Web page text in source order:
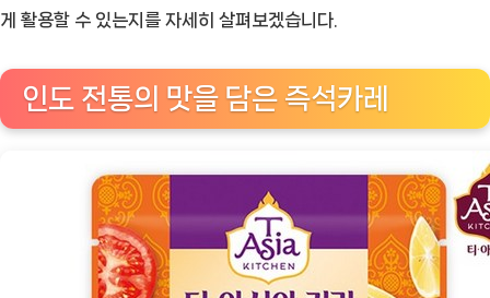
식
석
카
레
의
매
력
게 활용할 수 있는지를 자세히 살펴보겠습니다.
인도 전통의 맛을 담은 즉석카레